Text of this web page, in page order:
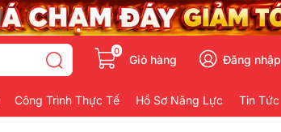
0
Giỏ hàng Đăng nhập
Công Trình Thực Tế Hồ Sơ Năng Lực Tin Tức